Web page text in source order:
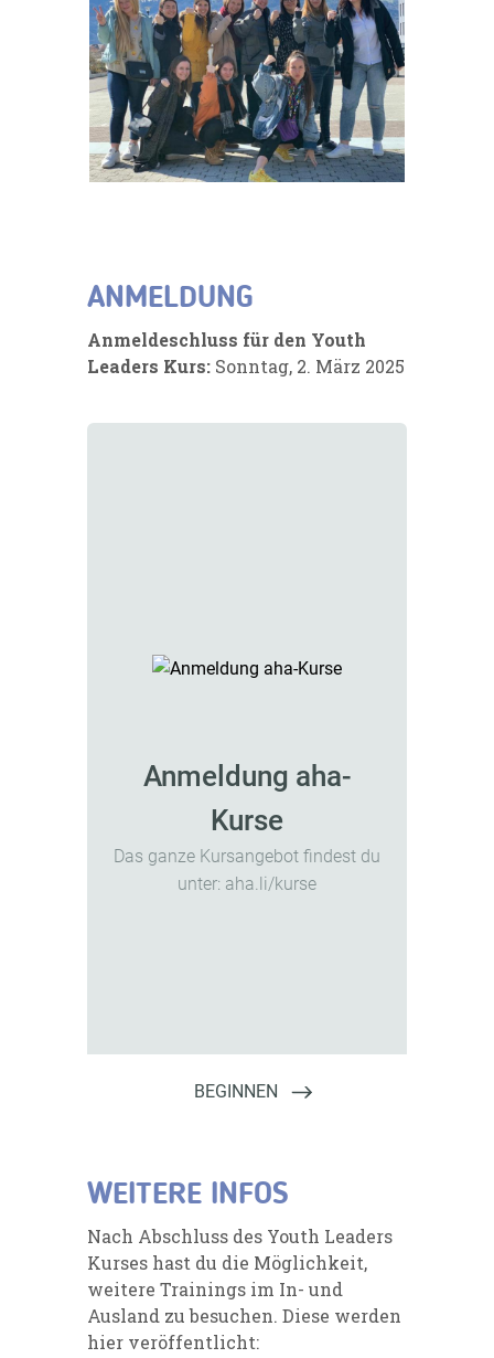
ANMELDUNG
Anmeldeschluss für den Youth
Leaders Kurs: Sonntag, 2. März 2025
WEITERE INFOS
Nach Abschluss des Youth Leaders
Kurses hast du die Möglichkeit,
weitere Trainings im In- und
Ausland zu besuchen. Diese werden
hier veröffentlicht: